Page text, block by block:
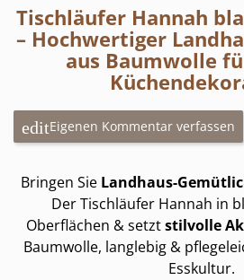
Tischläufer Hannah
– Hochwertiger
aus Baumwolle
Eigenen Kommentar verfassen
Bringen Sie Landhaus-
Der Tischläufer Hannah in
Oberflächen & setztstilvolle
Baumwolle, langlebig &
Esskultur.